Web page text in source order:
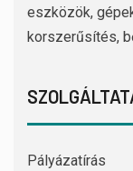
eszközök,
korszerűsítés,
Pályázatírás